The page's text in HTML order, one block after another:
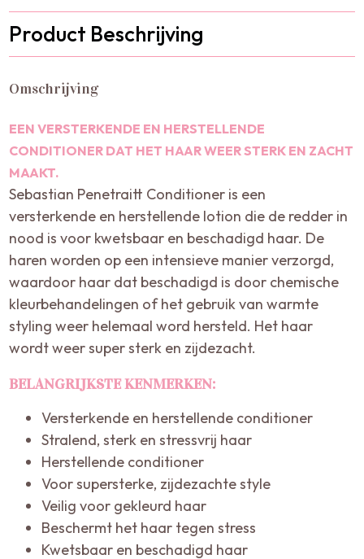
Product Beschrijving
Omschrijving
EEN VERSTERKENDE EN HERSTELLENDE
CONDITIONER DAT HET HAAR WEER STERK EN ZACHT
MAAKT.
Sebastian Penetraitt Conditioner is een
versterkende en herstellende lotion die de redder in
nood is voor kwetsbaar en beschadigd haar. De
haren worden op een intensieve manier verzorgd,
waardoor haar dat beschadigd is door chemische
kleurbehandelingen of het gebruik van warmte
styling weer helemaal word hersteld. Het haar
wordt weer super sterk en zijdezacht.
BELANGRIJKSTE KENMERKEN:
Versterkende en herstellende conditioner
Stralend, sterk en stressvrij haar
Herstellende conditioner
Voor supersterke, zijdezachte style
Veilig voor gekleurd haar
Beschermt het haar tegen stress
Kwetsbaar en beschadigd haar